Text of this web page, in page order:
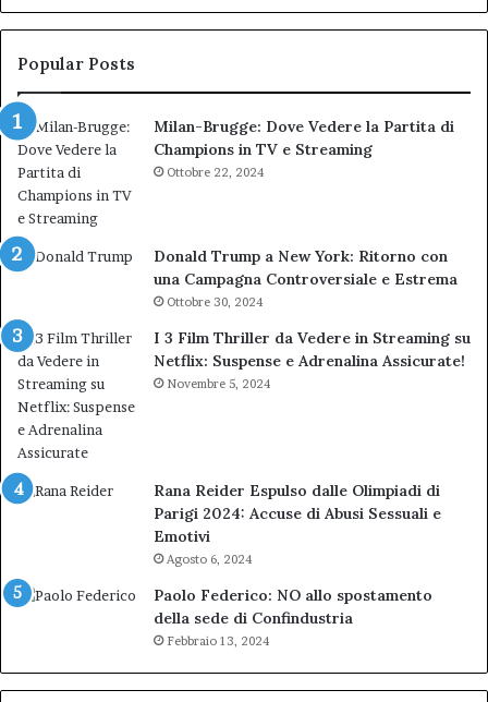
Nuova
bocciatura
del
ai
Popular Posts
Milan-Brugge: Dove Vedere la Partita di
Champions in TV e Streaming
Ottobre 22, 2024
Donald Trump a New York: Ritorno con
una Campagna Controversiale e Estrema
Ottobre 30, 2024
I 3 Film Thriller da Vedere in Streaming su
Netflix: Suspense e Adrenalina Assicurate!
Novembre 5, 2024
Rana Reider Espulso dalle Olimpiadi di
Parigi 2024: Accuse di Abusi Sessuali e
Emotivi
Agosto 6, 2024
Paolo Federico: NO allo spostamento
della sede di Confindustria
Febbraio 13, 2024